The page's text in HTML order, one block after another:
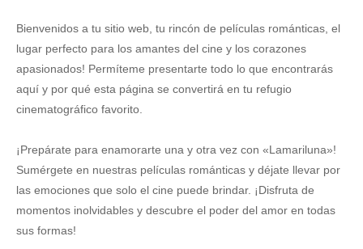
Bienvenidos a tu sitio web, tu rincón de películas románticas, el
lugar perfecto para los amantes del cine y los corazones
apasionados! Permíteme presentarte todo lo que encontrarás
aquí y por qué esta página se convertirá en tu refugio
cinematográfico favorito.
¡Prepárate para enamorarte una y otra vez con «Lamariluna»!
Sumérgete en nuestras películas románticas y déjate llevar por
las emociones que solo el cine puede brindar. ¡Disfruta de
momentos inolvidables y descubre el poder del amor en todas
sus formas!